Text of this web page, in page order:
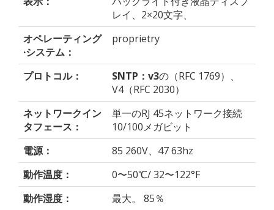
レイ、2×20文字、
オペレーティング
·システム：
proprietry
プロトコル： SNTP：v3の（RFC 1769）、
V4（RFC 2030）
ネットワークイン
タフェース：
単一のRJ 45ネットワーク接続
10/100メガビット
電源：
85 260V、47 63hz
動作温度：
0〜50℃/ 32〜122°F
動作湿度：
最大。 85％